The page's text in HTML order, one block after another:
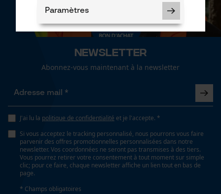
Newsletter
Abonnez-vous maintenant à la newsletter
J'ai lu la politique de confidentialité et je l'accepte. *
Si vous acceptez le tracking personnalisé, nous pourrons vous faire
parvenir des offres promotionnelles personnalisées dans notre
newsletter. Vos coordonnées ne seront pas transmises à des tiers.
Vous pourrez retirer votre consentement à tout moment sur simple
clic; pour ce faire, chaque newsletter affiche un lien tout en bas de
page.
* Champs obligatoires
Paramètres
Cookies nécessaires
ID de session
Sauvegarder les préférences
pour traitement des données